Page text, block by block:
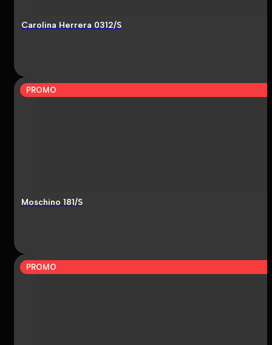
Carolina Herrera 0312/S
PROMO
Moschino 181/S
PROMO